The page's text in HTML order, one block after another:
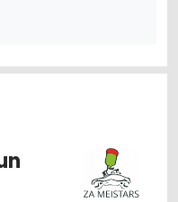
REZERVES
SISTĒMAS